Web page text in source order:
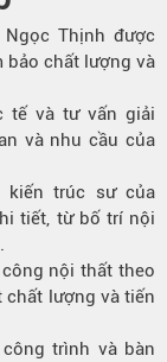
Thịnh được
bảo chất lượng và
tế và tư vấn giải
và nhu cầu của
kiến trúc sư của
tiết, từ bố trí nội
nội thất theo
chất lượng và tiến
trình và bàn